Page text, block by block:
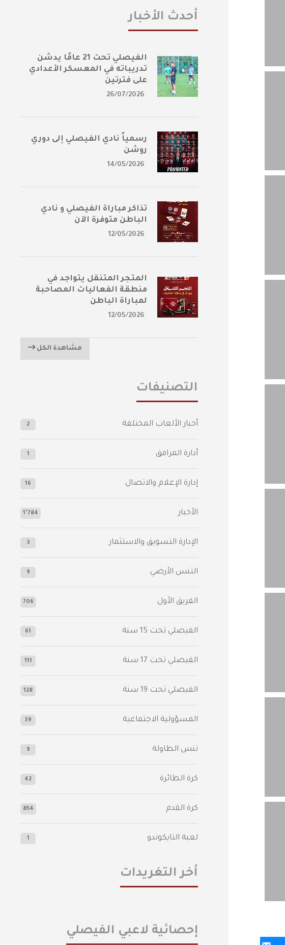
أحدث الأخبار
الفيصلي تحت 21 عامًا يدشن
تدريباته في المعسكر الأعدادي
على فترتين
26/07/2026
رسمياً نادي الفيصلي إلى دوري
روشن
14/05/2026
تذاكر مباراة الفيصلي و نادي
الباطن متوفرة الآن
12/05/2026
المتجر المتنقل يتواجد في
منطقة الفعاليات المصاحبة
لمباراة الباطن
12/05/2026
مشاهدة الكل
التصنيفات
أخبار الألعاب المختلفة 2
أدارة المرافق 1
إدارة الإعلام والاتصال 16
الأخبار 1٬784
الإدارة التسويق والاستثمار 3
التنس الأرضي 9
الفريق الأول 706
الفيصلي‬⁩ تحت 15 سنة 61
‫الفيصلي‬⁩ تحت 17 سنة 111
الفيصلي‬⁩ تحت 19 سنة 128
المسؤولية الاجتماعية 39
تنس الطاولة 9
كرة الطائرة 42
كرة القدم 854
لعبة التايكوندو 1
أخر التغريدات
إحصائية لاعبي الفيصلي